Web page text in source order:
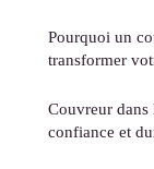
Pourquoi un
transformer
Couvreur dans
confiance et